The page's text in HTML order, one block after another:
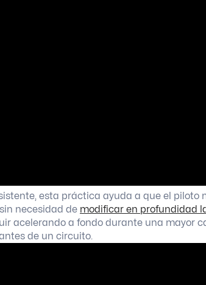
esta práctica ayuda a que el piloto
necesidad de modificar en profundidad
acelerando a fondo durante una mayor
de un circuito.